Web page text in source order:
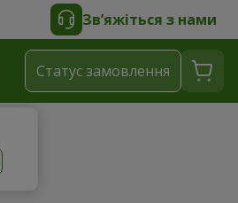
Зв’яжіться з нами
Статус замовлення